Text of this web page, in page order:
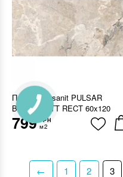
Плитка Cersanit PULSAR
BEIGE MATT RECT 60x120
799 ГРН
м2
← 1 2 3